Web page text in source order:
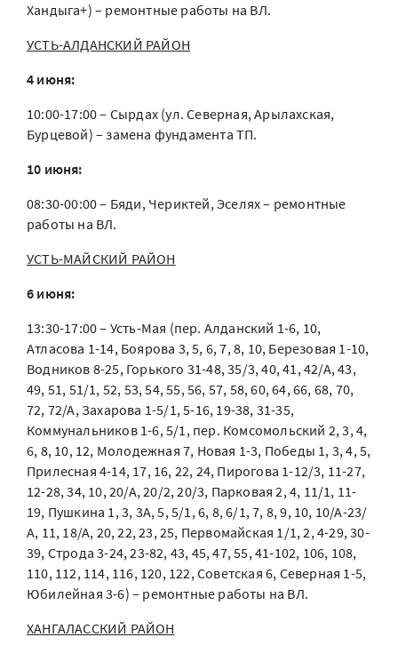
Хандыга+) – ремонтные работы на ВЛ.
УСТЬ-АЛДАНСКИЙ РАЙОН
4 июня:
10:00-17:00 – Сырдах (ул. Северная, Арылахская,
Бурцевой) – замена фундамента ТП.
10 июня:
08:30-00:00 – Бяди, Чериктей, Эселях – ремонтные
работы на ВЛ.
УСТЬ-МАЙСКИЙ РАЙОН
6 июня:
13:30-17:00 – Усть-Мая (пер. Алданский 1-6, 10,
Атласова 1-14, Боярова 3, 5, 6, 7, 8, 10, Березовая 1-10,
Водников 8-25, Горького 31-48, 35/3, 40, 41, 42/А, 43,
49, 51, 51/1, 52, 53, 54, 55, 56, 57, 58, 60, 64, 66, 68, 70,
72, 72/А, Захарова 1-5/1, 5-16, 19-38, 31-35,
Коммунальников 1-6, 5/1, пер. Комсомольский 2, 3, 4,
6, 8, 10, 12, Молодежная 7, Новая 1-3, Победы 1, 3, 4, 5,
Прилесная 4-14, 17, 16, 22, 24, Пирогова 1-12/3, 11-27,
12-28, 34, 10, 20/А, 20/2, 20/3, Парковая 2, 4, 11/1, 11-
19, Пушкина 1, 3, 3А, 5, 5/1, 6, 8, 6/1, 7, 8, 9, 10, 10/А-23/
А, 11, 18/А, 20, 22, 23, 25, Первомайская 1/1, 2, 4-29, 30-
39, Строда 3-24, 23-82, 43, 45, 47, 55, 41-102, 106, 108,
110, 112, 114, 116, 120, 122, Советская 6, Северная 1-5,
Юбилейная 3-6) – ремонтные работы на ВЛ.
ХАНГАЛАССКИЙ РАЙОН